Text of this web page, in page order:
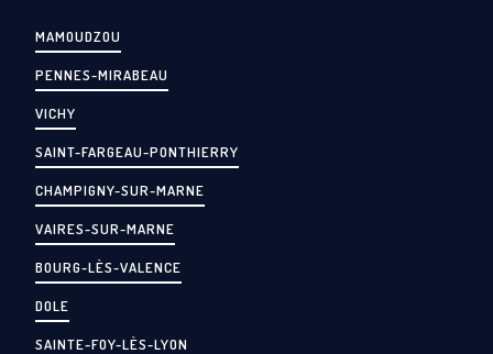
MAMOUDZOU
PENNES-MIRABEAU
VICHY
SAINT-FARGEAU-PONTHIERRY
CHAMPIGNY-SUR-MARNE
VAIRES-SUR-MARNE
BOURG-LÈS-VALENCE
DOLE
SAINTE-FOY-LÈS-LYON